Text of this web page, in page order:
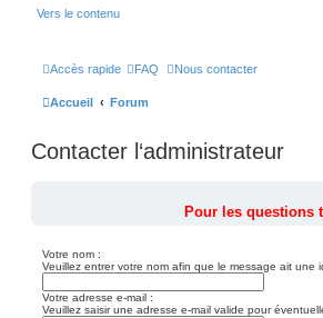
Vers le contenu
Accès rapide FAQ Nous contacter
Accueil Forum
Contacter l‘administrateur
Pour les questions
Votre nom :
Veuillez entrer votre nom afin que le message ait une
Votre adresse e-mail :
Veuillez saisir une adresse e-mail valide pour